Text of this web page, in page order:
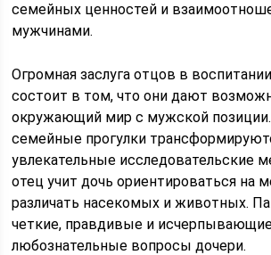
семейных ценностей и
мужчинами.
Огромная заслуга отцов в
состоит в том, что они дают
окружающий мир с мужской
семейные прогулки
увлекательные исследовательские
отец учит дочь ориентироваться на
различать насекомых и животных.
четкие, правдивые и
любознательные вопросы дочери.